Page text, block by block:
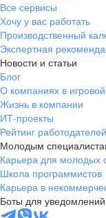
Все сервисы
Хочу у вас работать
Производственный
Экспертная
Новости и статьи
Блог
О компаниях в
Жизнь в компании
ИТ-проекты
Рейтинг
Молодым
Карьера для молодых
Школа программистов
Карьера в
Боты для уведомлений